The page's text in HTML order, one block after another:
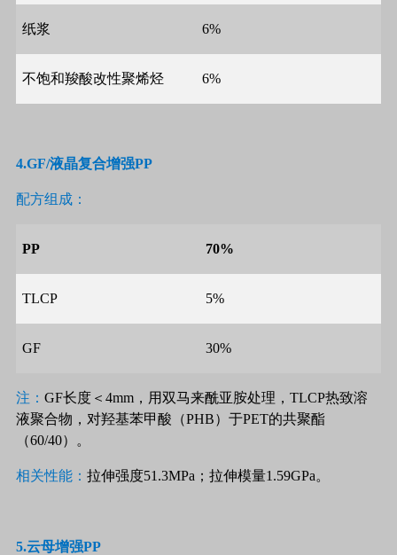
纸浆 6%
不饱和羧酸改性聚烯烃 6%
4.GF/液晶复合增强PP
配方组成：
PP 70%
TLCP 5%
GF 30%
注： GF长度＜ 4mm ，用双马来酰亚胺处理， TLCP热致溶
液聚合物，对羟基苯甲酸（PHB）于PET的共聚酯
（60/40）。
相关性能： 拉伸强度51.3MPa ；拉伸模量1.59GPa。
5.云母增强PP